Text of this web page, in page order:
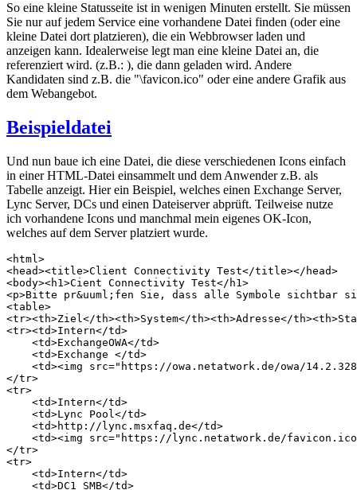
So eine kleine Statusseite ist in wenigen Minuten erstellt. Sie müssen
Sie nur auf jedem Service eine vorhandene Datei finden (oder eine
kleine Datei dort platzieren), die ein Webbrowser laden und
anzeigen kann. Idealerweise legt man eine kleine Datei an, die
referenziert wird. (z.B.: ), die dann geladen wird. Andere
Kandidaten sind z.B. die "\favicon.ico" oder eine andere Grafik aus
dem Webangebot.
Beispieldatei
Und nun baue ich eine Datei, die diese verschiedenen Icons einfach
in einer HTML-Datei einsammelt und dem Anwender z.B. als
Tabelle anzeigt. Hier ein Beispiel, welches einen Exchange Server,
Lync Server, DCs und einen Dateiserver abprüft. Teilweise nutze
ich vorhandene Icons und manchmal mein eigenes OK-Icon,
welches auf dem Server platziert wurde.
<html>
<head><title>Client Connectivity Test</title></head>
<body><h1>Cient Connectivity Test</h1>
<p>Bitte pr&uuml;fen Sie, dass alle Symbole sichtbar
<table>
<tr><th>Ziel</th><th>System</th><th>Adresse</
<tr><td>Intern</td>
    <td>ExchangeOWA</td>
    <td>Exchange </td>
<td><img src="https://owa.netatwork.de/owa/
</tr>
<tr>
    <td>Intern</td>
    <td>Lync Pool</td>
    <td>http://lync.msxfaq.de</td>
<td><img src="https://lync.netatwork.de/
</tr>
<tr>
    <td>Intern</td>
    <td>DC1 SMB</td>